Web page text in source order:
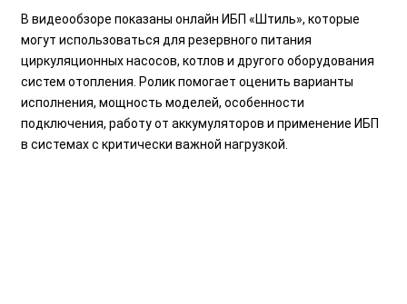
В видеообзоре показаны онлайн ИБП «Штиль», которые
могут использоваться для резервного питания
циркуляционных насосов, котлов и другого оборудования
систем отопления. Ролик помогает оценить варианты
исполнения, мощность моделей, особенности
подключения, работу от аккумуляторов и применение ИБП
в системах с критически важной нагрузкой.